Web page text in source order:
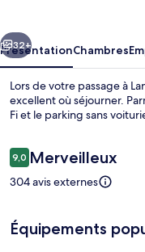
Suivant
32+
PrésentationChambres
Lors de votre passage à
excellent où séjourner.
Fi et le parking sans
Avis
voyageurs
9,09,0 sur 10
Merveilleux
304 avis externes
Équipements